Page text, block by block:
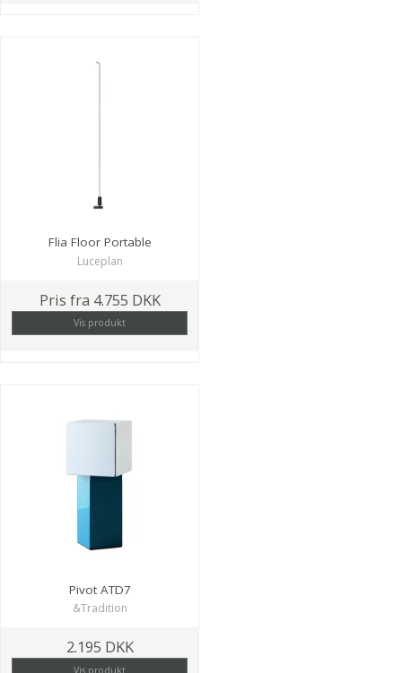
Flia Floor Portable
Luceplan
Pris fra 4.755 DKK
Vis produkt
Pivot ATD7
&Tradition
2.195 DKK
Vis produkt